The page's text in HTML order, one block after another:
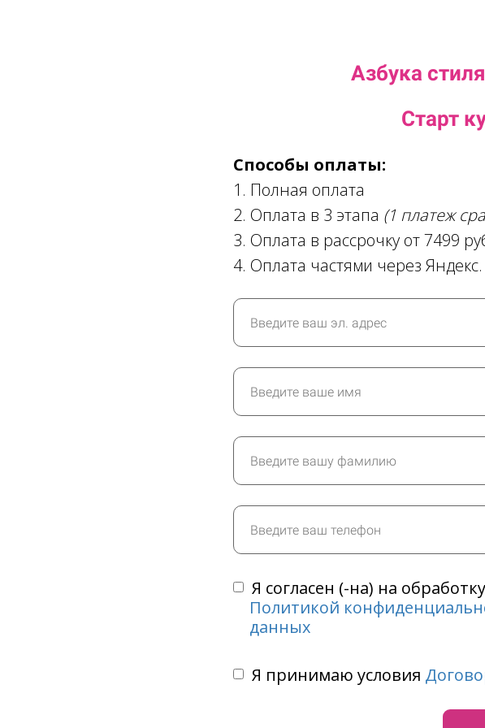
Азбука
Старт
Cпособы оплаты:
1. Полная оплата
2. Оплата в 3 этапа (1 платеж
3. Оплата в рассрочку от 7499
4. Оплата частями через
Я согласен (-на) на
Политикой
данных
Я принимаю условия